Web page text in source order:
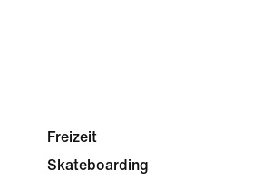
Freizeit
Skateboarding